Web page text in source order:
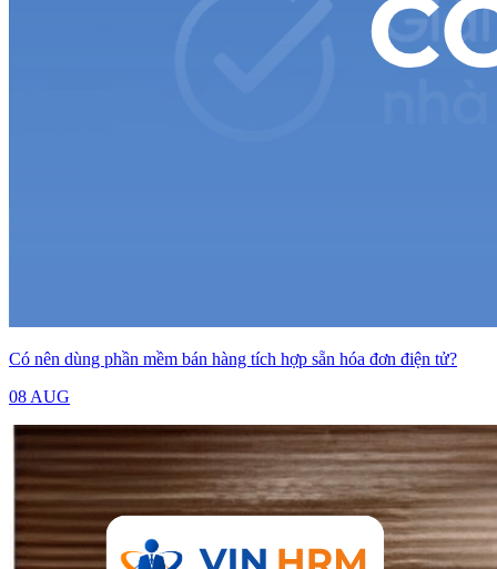
Có nên dùng phần mềm bán hàng tích hợp sẵn hóa đơn điện tử?
08 AUG